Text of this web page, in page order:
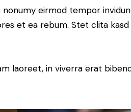
eirmod tempor
et ea rebum. Stet clita
laoreet, in viverra erat